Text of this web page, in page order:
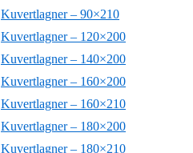
Kuvertlagner – 90×210
Kuvertlagner – 120×200
Kuvertlagner – 140×200
Kuvertlagner – 160×200
Kuvertlagner – 160×210
Kuvertlagner – 180×200
Kuvertlagner – 180×210